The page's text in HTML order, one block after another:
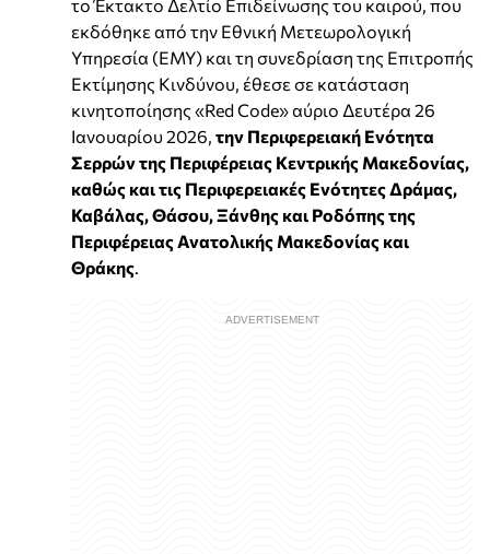
το Έκτακτο Δελτίο Επιδείνωσης του καιρού, που
εκδόθηκε από την Εθνική Μετεωρολογική
Υπηρεσία (ΕΜΥ) και τη συνεδρίαση της Επιτροπής
Εκτίμησης Κινδύνου, έθεσε σε κατάσταση
κινητοποίησης «Red Code» αύριο Δευτέρα 26
Ιανουαρίου 2026, την Περιφερειακή Ενότητα
Σερρών της Περιφέρειας Κεντρικής Μακεδονίας,
καθώς και τις Περιφερειακές Ενότητες Δράμας,
Καβάλας, Θάσου, Ξάνθης και Ροδόπης της
Περιφέρειας Ανατολικής Μακεδονίας και
Θράκης.